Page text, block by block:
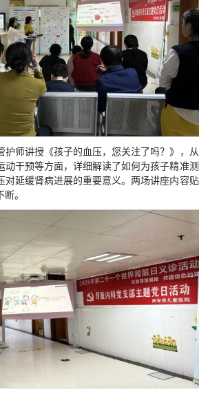
护师讲授《孩子的血压，您关注了吗？》，从
动干预等方面，详细解读了如何为孩子精准测
对延缓肾病进展的重要意义。两场讲座内容贴
。